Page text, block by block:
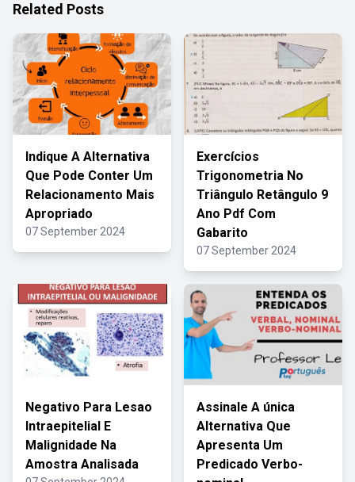
Related Posts
Indique A Alternativa
Que Pode Conter Um
Relacionamento Mais
Apropriado
07 September 2024
Exercícios
Trigonometria No
Triângulo Retângulo 9
Ano Pdf Com
Gabarito
07 September 2024
Negativo Para Lesao
Intraepitelial E
Malignidade Na
Amostra Analisada
Assinale A única
Alternativa Que
Apresenta Um
Predicado Verbo-